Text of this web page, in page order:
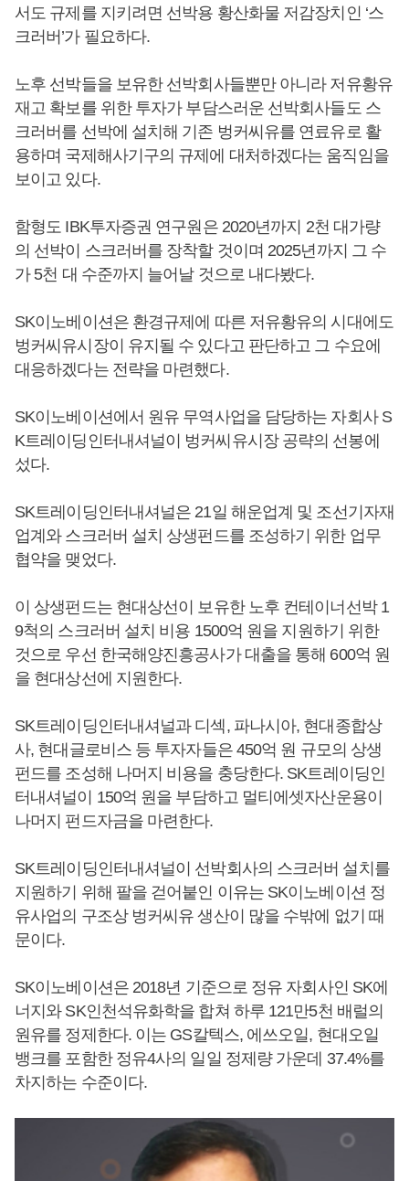
서도 규제를 지키려면 선박용 황산화물 저감장치인 ‘스
크러버’가 필요하다.
노후 선박들을 보유한 선박회사들뿐만 아니라 저유황유
재고 확보를 위한 투자가 부담스러운 선박회사들도 스
크러버를 선박에 설치해 기존 벙커씨유를 연료유로 활
용하며 국제해사기구의 규제에 대처하겠다는 움직임을
보이고 있다.
함형도 IBK투자증권 연구원은 2020년까지 2천 대가량
의 선박이 스크러버를 장착할 것이며 2025년까지 그 수
가 5천 대 수준까지 늘어날 것으로 내다봤다.
SK이노베이션은 환경규제에 따른 저유황유의 시대에도
벙커씨유시장이 유지될 수 있다고 판단하고 그 수요에
대응하겠다는 전략을 마련했다.
SK이노베이션에서 원유 무역사업을 담당하는 자회사 S
K트레이딩인터내셔널이 벙커씨유시장 공략의 선봉에
섰다.
SK트레이딩인터내셔널은 21일 해운업계 및 조선기자재
업계와 스크러버 설치 상생펀드를 조성하기 위한 업무
협약을 맺었다.
이 상생펀드는 현대상선이 보유한 노후 컨테이너선박 1
9척의 스크러버 설치 비용 1500억 원을 지원하기 위한
것으로 우선 한국해양진흥공사가 대출을 통해 600억 원
을 현대상선에 지원한다.
SK트레이딩인터내셔널과 디섹, 파나시아, 현대종합상
사, 현대글로비스 등 투자자들은 450억 원 규모의 상생
펀드를 조성해 나머지 비용을 충당한다. SK트레이딩인
터내셔널이 150억 원을 부담하고 멀티에셋자산운용이
나머지 펀드자금을 마련한다.
SK트레이딩인터내셔널이 선박회사의 스크러버 설치를
지원하기 위해 팔을 걷어붙인 이유는 SK이노베이션 정
유사업의 구조상 벙커씨유 생산이 많을 수밖에 없기 때
문이다.
SK이노베이션은 2018년 기준으로 정유 자회사인 SK에
너지와 SK인천석유화학을 합쳐 하루 121만5천 배럴의
원유를 정제한다. 이는 GS칼텍스, 에쓰오일, 현대오일
뱅크를 포함한 정유4사의 일일 정제량 가운데 37.4%를
차지하는 수준이다.